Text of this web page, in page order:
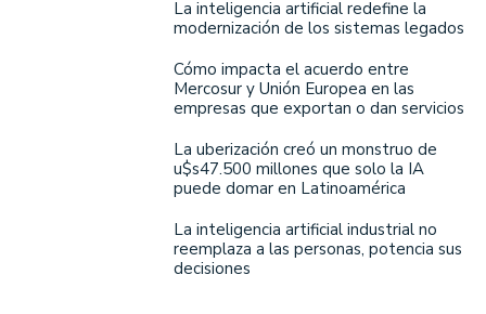
La inteligencia artificial redefine la
modernización de los sistemas legados
Cómo impacta el acuerdo entre
Mercosur y Unión Europea en las
empresas que exportan o dan servicios
La uberización creó un monstruo de
u$s47.500 millones que solo la IA
puede domar en Latinoamérica
La inteligencia artificial industrial no
reemplaza a las personas, potencia sus
decisiones